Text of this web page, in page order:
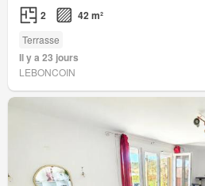
2 42 m²
Terrasse
Il y a 23 jours
LEBONCOIN